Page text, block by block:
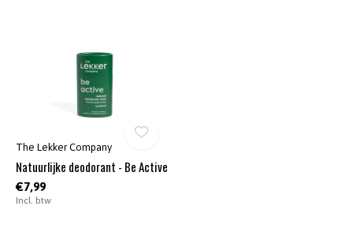
The Lekker Company
Natuurlijke deodorant - Be Active
€7,99
Incl. btw